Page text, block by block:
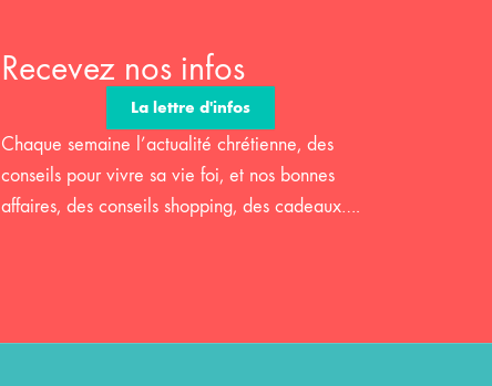
Recevez nos infos
La lettre d'infos
Chaque semaine l’actualité chrétienne, des
conseils pour vivre sa vie foi, et nos bonnes
affaires, des conseils shopping, des cadeaux….